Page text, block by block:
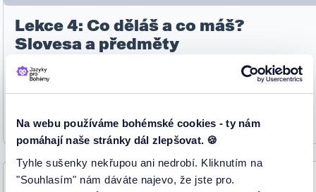
Na webu používáme bohémské cookies - ty nám
pomáhají naše stránky dál zlepšovat. 🍪
Tyhle sušenky nekřupou ani nedrobí. Kliknutím na
"Souhlasím" nám dáváte najevo, že jste pro.
Lekce 4: Co děláš a co máš?
Slovesa a předměty
Popis běžných činností.
Max počet míst:12